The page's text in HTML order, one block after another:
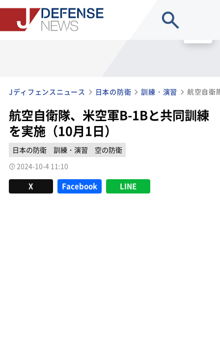
Jディフェンスニュース 日本の防衛 訓練・演習
航空自衛隊、米空軍B-1Bと共同訓練
を実施（10月1日）
日本の防衛 訓練・演習
空の防衛
2024-10-4 11:10
X Facebook LINE